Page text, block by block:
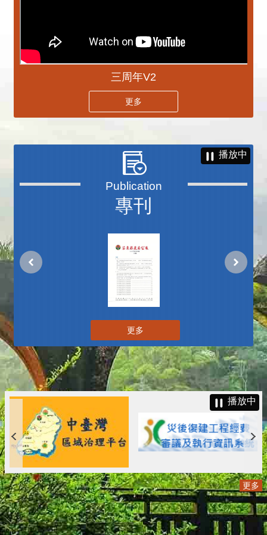
三周年V2
更多
專刊
播放中
更多
播放中
更多